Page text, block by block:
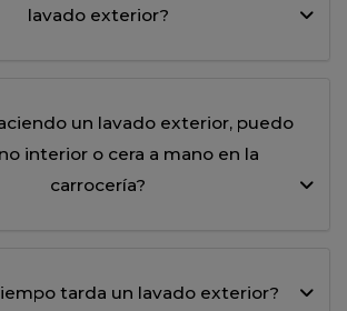
lavado exterior?
un lavado exterior, puedo
interior o cera a mano en la
carrocería?
tarda un lavado exterior?